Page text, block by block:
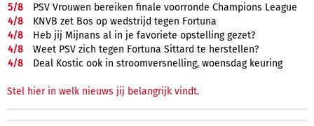
5/8
PSV Vrouwen bereiken finale voorronde Champions League
4/8
KNVB zet Bos op wedstrijd tegen Fortuna
4/8
Heb jij Mijnans al in je favoriete opstelling gezet?
4/8
Weet PSV zich tegen Fortuna Sittard te herstellen?
4/8 Deal Kostic ook in stroomversnelling, woensdag keuring
Stel hier in welk nieuws jij belangrijk vindt.